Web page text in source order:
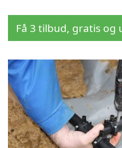
Få 3 tilbud, gratis